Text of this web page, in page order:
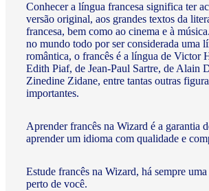
Conhecer a língua francesa significa ter
versão original, aos grandes textos da
francesa, bem como ao cinema e à
no mundo todo por ser considerada uma
romântica, o francês é a língua de Victor
Edith Piaf, de Jean-Paul Sartre, de Alain
Zinedine Zidane, entre tantas outras
importantes.
Aprender francês na Wizard é a garantia
aprender um idioma com qualidade e
Estude francês na Wizard, há sempre uma
perto de você.